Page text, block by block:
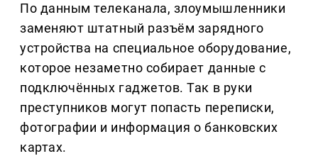
По данным телеканала, злоумышленники
заменяют штатный разъём зарядного
устройства на специальное оборудование,
которое незаметно собирает данные с
подключённых гаджетов. Так в руки
преступников могут попасть переписки,
фотографии и информация о банковских
картах.